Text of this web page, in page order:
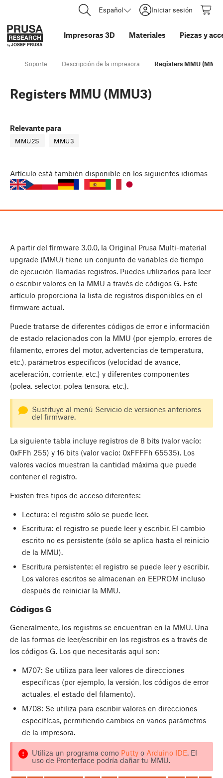
Español Iniciar sesión
Impresoras 3D Materiales Piezas y
Soporte Descripción de la impresora Registers MMU
Registers MMU (MMU3)
Relevante para
MMU2S MMU3
Artículo está también disponible en los siguientes idiomas
A partir del firmware 3.0.0, la Original Prusa Multi-material
upgrade (MMU) tiene un conjunto de variables de tiempo
de ejecución llamadas registros. Puedes utilizarlos para leer
o escribir valores en la MMU a través de códigos G. Este
artículo proporciona la lista de registros disponibles en el
firmware actual.
Puede tratarse de diferentes códigos de error e información
de estado relacionados con la MMU (por ejemplo, errores de
filamento, errores del motor, advertencias de temperatura,
etc.), parámetros específicos (velocidad de avance,
aceleración, corriente, etc.) y diferentes componentes
(polea, selector, polea tensora, etc.).
Sustituye al menú Servicio de versiones anteriores
del firmware.
La siguiente tabla incluye registros de 8 bits (valor vacío:
0xFFh 255) y 16 bits (valor vacío: 0xFFFFh 65535). Los
valores vacíos muestran la cantidad máxima que puede
contener el registro.
Existen tres tipos de acceso diferentes:
Lectura: el registro sólo se puede leer.
Escritura: el registro se puede leer y escribir. El cambio
escrito no es persistente (sólo se aplica hasta el reinicio
de la MMU).
Escritura persistente: el registro se puede leer y escribir.
Los valores escritos se almacenan en EEPROM incluso
después de reiniciar la MMU.
Códigos G
Generalmente, los registros se encuentran en la MMU. Una
de las formas de leer/escribir en los registros es a través de
los códigos G. Los que necesitarás aquí son:
M707: Se utiliza para leer valores de direcciones
específicas (por ejemplo, la versión, los códigos de error
actuales, el estado del filamento).
M708: Se utiliza para escribir valores en direcciones
específicas, permitiendo cambios en varios parámetros
de la impresora.
Utiliza un programa como Puttyo Arduino IDE. El
uso de Pronterface podría dañar tu MMU.